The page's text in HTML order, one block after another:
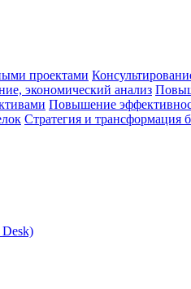
проектами
экономический анализ
Повышение
Стратегия и трансформация